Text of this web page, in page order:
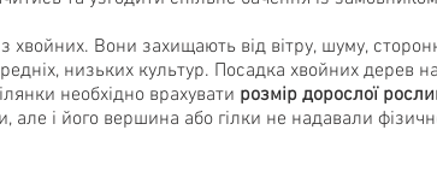
Вони захищають від вітру, шуму,
низьких культур. Посадка хвойних дерев
необхідно врахувати розмір дорослої
і його вершина або гілки не надавали